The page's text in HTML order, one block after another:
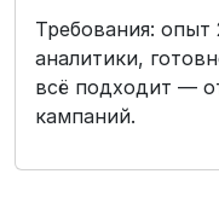
Требования:
аналитики,
всё подходит —
кампаний.